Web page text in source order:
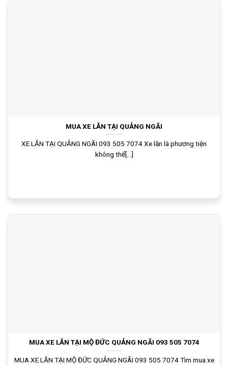
MUA XE LĂN TẠI QUẢNG NGÃI
XE LĂN TẠI QUẢNG NGÃI 093 505 7074 Xe lăn là phương tiện
không thể[...]
MUA XE LĂN TẠI MỘ ĐỨC QUẢNG NGÃI 093 505 7074
MUA XE LĂN TẠI MỘ ĐỨC QUẢNG NGÃI 093 505 7074 Tìm mua xe